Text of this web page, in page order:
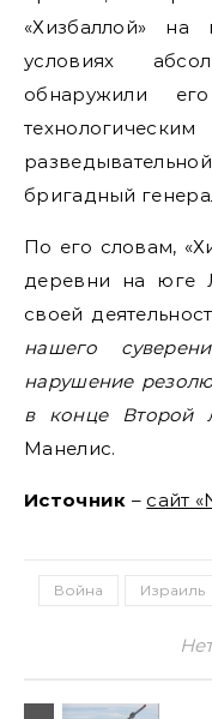
«Хизбаллой»
условиях
обнаружили
бригадный
По его словам,
деревни на юге
своей
нашего
нарушение
в конце Второй
Манелис.
Источник – сайт
Война Израиль